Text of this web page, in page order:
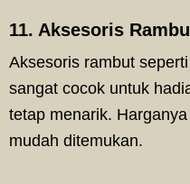
11. Aksesoris
Aksesoris rambut
sangat cocok untuk
tetap menarik.
mudah ditemukan.